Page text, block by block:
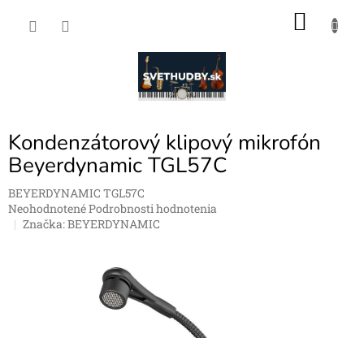
Kondenzátorový klipový mikrofón
Beyerdynamic TGL57C
BEYERDYNAMIC TGL57C
Priemerné
hodnotenie
NeohodnotenéPodrobnosti hodnotenia
Značka:BEYERDYNAMIC